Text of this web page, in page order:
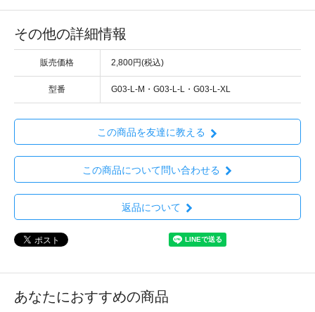
その他の詳細情報
販売価格 2,800円(税込)
型番 G03-L-M・G03-L-L・G03-L-XL
この商品を友達に教える
この商品について問い合わせる
返品について
あなたにおすすめの商品